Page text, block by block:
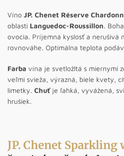
Víno JP. Chenet Réserve
oblasti Languedoc-Roussillon.
ovocia. Príjemná kyslosť a nerušivá
rovnováhe. Optimálna teplota
Farba vína je svetložltá s miernymi
veľmi svieža, výrazná, biele kvety,
limetky. Chuťje ľahká, vyvážená,
hrušiek.
JP. Chenet Sparkling